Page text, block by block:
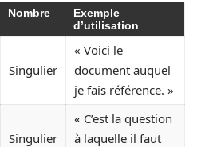
Nombre
Exemple
d’utilisation
Singulier
« Voici le
document auquel
je fais référence. »
Singulier
« C’est la question
à laquelle il faut